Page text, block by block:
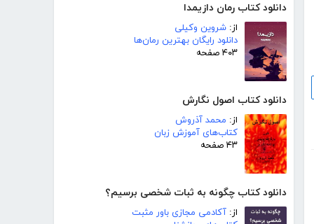
دانلود کتاب رمان دازیمدا
از: شروین وکیلی
دانلود رایگان بهترین رمان‌ها
۴۰۳ صفحه
دانلود کتاب اصول نگارش
از: محمد آذروش
کتاب‌های آموزش زبان
۴۳ صفحه
دانلود کتاب چگونه به ثبات شخصی برسیم؟
از: آکادمی مجازی باور مثبت